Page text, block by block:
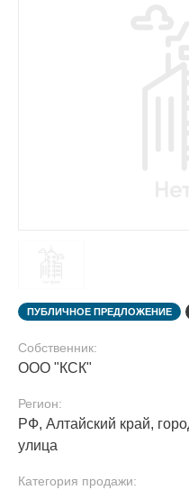
ПУБЛИЧНОЕ ПРЕДЛОЖЕНИЕ
Собственник:
ООО "КСК"
Регион:
РФ, Алтайский край,
улица
Категория продажи: